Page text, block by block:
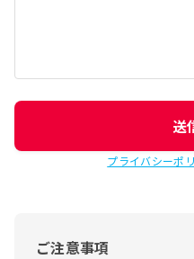
送
プライバシーポ
ご注意事項